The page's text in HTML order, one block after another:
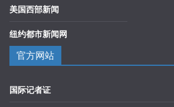
美国西部新闻
纽约都市新闻网
官方网站
国际记者证